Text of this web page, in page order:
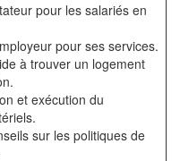
pour les salariés en
pour ses services.
à trouver un logement
et exécution du
sur les politiques de